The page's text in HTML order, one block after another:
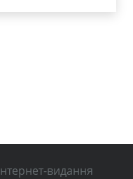
видання